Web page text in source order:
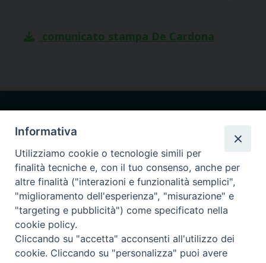
comunicato stampa De Cardona
Seminario Giovanni Paolo I
via Ginnasio 85
87011 Cassano allo Ionio (CS)
cell.375.9066947
Seguici su
Informativa
Utilizziamo cookie o tecnologie simili per
finalità tecniche e, con il tuo consenso, anche per
altre finalità ("interazioni e funzionalità semplici",
"miglioramento dell'esperienza", "misurazione" e
"targeting e pubblicità") come specificato nella
cookie policy.
Cliccando su "accetta" acconsenti all'utilizzo dei
cookie. Cliccando su "personalizza" puoi avere